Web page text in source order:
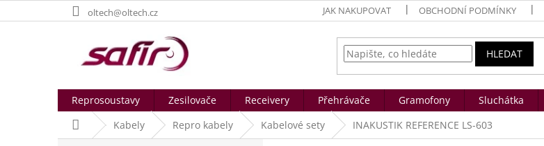
na
oltech@oltech.cz JAK NAKUPOVAT OBCHODNÍ PODMÍNKY
HLEDAT
Reprosoustavy Zesilovače Receivery Přehrávače Gramofony Sluchátka
Domů Kabely Repro kabely Kabelové sety INAKUSTIK REFERENCE LS-603